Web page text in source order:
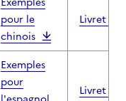
pour le
chinois
Livret
Exemples
pour
Livret